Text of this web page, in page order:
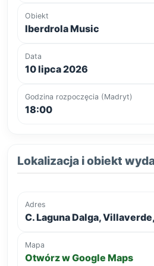
Obiekt
Iberdrola Music
Data
10 lipca 2026
Godzina rozpoczęcia (Madryt)
18:00
Lokalizacja i obiekt
Adres
C. Laguna Dalga,
Mapa
Otwórz w Google Maps